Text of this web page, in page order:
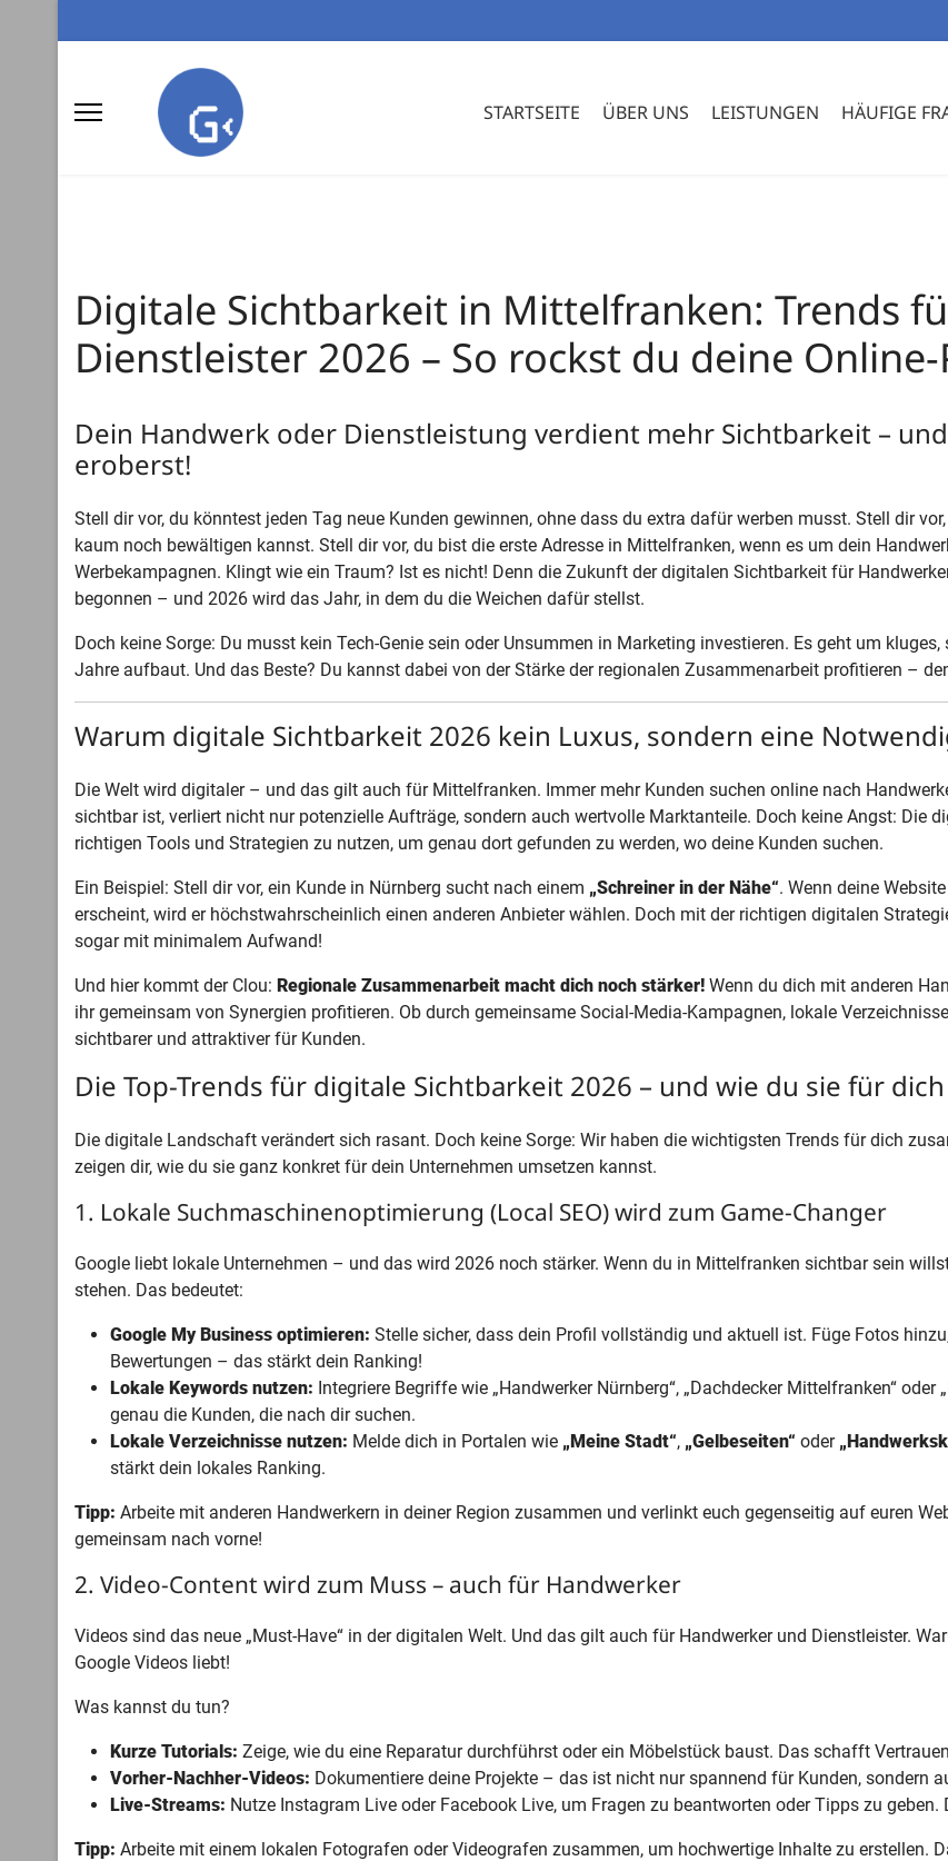
STARTSEITE ÜBER UNS LEISTUNGEN HÄUFIGE
Digitale Sichtbarkeit in Mittelfranken: Trends
Dienstleister 2026 – So rockst du deine Online-
Dein Handwerk oder Dienstleistung verdient mehr Sichtbarkeit –
eroberst!
Stell dir vor, du könntest jeden Tag neue Kunden gewinnen, ohne dass du extra dafür werben musst. Stell dir
kaum noch bewältigen kannst. Stell dir vor, du bist die erste Adresse in Mittelfranken, wenn es um dein
Werbekampagnen. Klingt wie ein Traum? Ist es nicht! Denn die Zukunft der digitalen Sichtbarkeit für
begonnen – und 2026 wird das Jahr, in dem du die Weichen dafür stellst.
Doch keine Sorge: Du musst kein Tech-Genie sein oder Unsummen in Marketing investieren. Es geht um
Jahre aufbaut. Und das Beste? Du kannst dabei von der Stärke der regionalen Zusammenarbeit profitieren –
Warum digitale Sichtbarkeit 2026 kein Luxus, sondern eine
Die Welt wird digitaler – und das gilt auch für Mittelfranken. Immer mehr Kunden suchen online nach
sichtbar ist, verliert nicht nur potenzielle Aufträge, sondern auch wertvolle Marktanteile. Doch keine Angst: Die
richtigen Tools und Strategien zu nutzen, um genau dort gefunden zu werden, wo deine Kunden suchen.
Ein Beispiel: Stell dir vor, ein Kunde in Nürnberg sucht nach einem „Schreiner in der Nähe“. Wenn deine
erscheint, wird er höchstwahrscheinlich einen anderen Anbieter wählen. Doch mit der richtigen digitalen
sogar mit minimalem Aufwand!
Und hier kommt der Clou: Regionale Zusammenarbeit macht dich noch stärker! Wenn du dich mit anderen
ihr gemeinsam von Synergien profitieren. Ob durch gemeinsame Social-Media-Kampagnen, lokale
sichtbarer und attraktiver für Kunden.
Die Top-Trends für digitale Sichtbarkeit 2026 – und wie du sie für
Die digitale Landschaft verändert sich rasant. Doch keine Sorge: Wir haben die wichtigsten Trends für dich
zeigen dir, wie du sie ganz konkret für dein Unternehmen umsetzen kannst.
1. Lokale Suchmaschinenoptimierung (Local SEO) wird zum Game-Changer
Google liebt lokale Unternehmen – und das wird 2026 noch stärker. Wenn du in Mittelfranken sichtbar sein
stehen. Das bedeutet:
Google My Business optimieren: Stelle sicher, dass dein Profil vollständig und aktuell ist. Füge Fotos
Bewertungen – das stärkt dein Ranking!
Lokale Keywords nutzen: Integriere Begriffe wie „Handwerker Nürnberg“, „Dachdecker Mittelfranken“
genau die Kunden, die nach dir suchen.
Lokale Verzeichnisse nutzen: Melde dich in Portalen wie „Meine Stadt“, „Gelbeseiten“ oder
stärkt dein lokales Ranking.
Tipp: Arbeite mit anderen Handwerkern in deiner Region zusammen und verlinkt euch gegenseitig auf euren
gemeinsam nach vorne!
2. Video-Content wird zum Muss – auch für Handwerker
Videos sind das neue „Must-Have“ in der digitalen Welt. Und das gilt auch für Handwerker und Dienstleister.
Google Videos liebt!
Was kannst du tun?
Kurze Tutorials: Zeige, wie du eine Reparatur durchführst oder ein Möbelstück baust. Das schafft
Vorher-Nachher-Videos: Dokumentiere deine Projekte – das ist nicht nur spannend für Kunden, sondern
Live-Streams: Nutze Instagram Live oder Facebook Live, um Fragen zu beantworten oder Tipps zu
Tipp: Arbeite mit einem lokalen Fotografen oder Videografen zusammen, um hochwertige Inhalte zu erstellen.